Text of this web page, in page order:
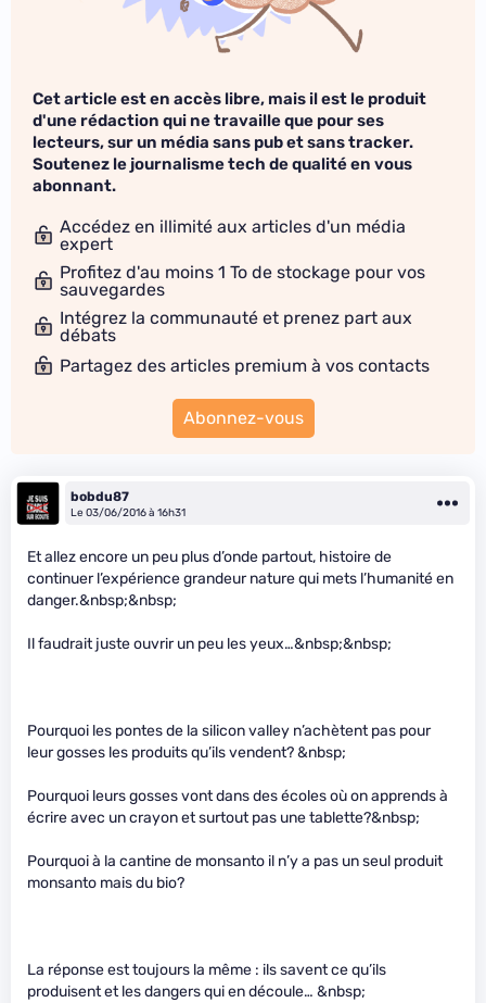
Cet article est en accès libre, mais il est le produit
d'une rédaction qui ne travaille que pour ses
lecteurs, sur un média sans pub et sans tracker.
Soutenez le journalisme tech de qualité en vous
abonnant.
Accédez en illimité aux articles d'un média
expert
Profitez d'au moins 1 To de stockage pour vos
sauvegardes
Intégrez la communauté et prenez part aux
débats
Partagez des articles premium à vos contacts
Abonnez-vous
bobdu87
Le 03/06/2016 à 16h31
Et allez encore un peu plus d’onde partout, histoire de
continuer l’expérience grandeur nature qui mets l’humanité en
danger.&nbsp;&nbsp;
Il faudrait juste ouvrir un peu les yeux…&nbsp;&nbsp;
Pourquoi les pontes de la silicon valley n’achètent pas pour
leur gosses les produits qu’ils vendent? &nbsp;
Pourquoi leurs gosses vont dans des écoles où on apprends à
écrire avec un crayon et surtout pas une tablette?&nbsp;
Pourquoi à la cantine de monsanto il n’y a pas un seul produit
monsanto mais du bio?
La réponse est toujours la même : ils savent ce qu’ils
produisent et les dangers qui en découle… &nbsp;